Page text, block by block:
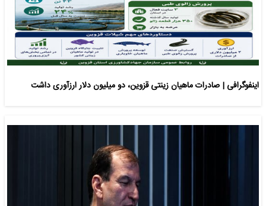
اینفوگرافی | صادرات ماهیان زینتی قزوین، دو میلیون دلار ارزآوری داشت